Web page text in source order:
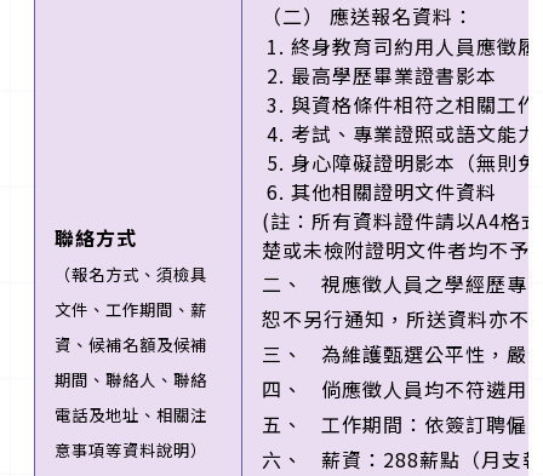
聯絡方式
（報名方式、須檢具
文件、工作期間、薪
資、候補名額及候補
期間、聯絡人、聯絡
電話及地址、相關注
意事項等資料說明）
（二） 應送報名資料：
終身教育司約用人員應徵
最高學歷畢業證書影本
與資格條件相符之相關工
考試、專業證照或語文能
身心障礙證明影本（無則
其他相關證明文件資料
(註：所有資料證件請以A4格
楚或未檢附證明文件者均不予
二、 視應徵人員之學經歷專
恕不另行通知，所送資料亦不
三、 為維護甄選公平性，嚴
四、 倘應徵人員均不符遴用
五、 工作期間：依簽訂聘僱
六、 薪資：288薪點（月支